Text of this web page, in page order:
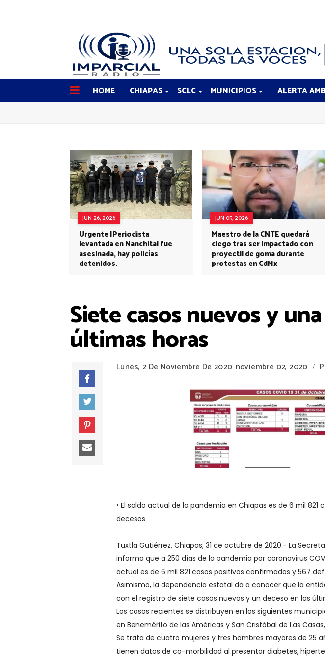
HOME CHIAPAS SCLC MUNICIPIOS ALERTA
JUN 26, 2026
Urgente |Periodista
levantada en Nanchital fue
asesinada, hay policías
detenidos.
JUN 05, 2026
Maestro de la CNTE quedará
ciego tras ser impactado con
proyectil de goma durante
protestas en CdMx
Siete casos nuevos y
últimas horas
Lunes, 2 De Noviembre De 2020 noviembre 02, 2020 /
• El saldo actual de la pandemia en Chiapas es de 6 mil 821
decesos
Tuxtla Gutiérrez, Chiapas; 31 de octubre de 2020.- La
informa que a 250 días de la pandemia por coronavirus
actual es de 6 mil 821 casos positivos confirmados y 567
Asimismo, la dependencia estatal da a conocer que la
con el registro de siete casos nuevos y un deceso en las
Los casos recientes se distribuyen en los siguientes
en Benemérito de las Américas y San Cristóbal de Las
Se trata de cuatro mujeres y tres hombres mayores de 25
tienen datos de co-morbilidad al presentar diabetes,